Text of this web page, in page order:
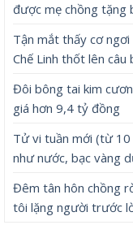
được mẹ chồng
Tận mắt thấy cơ ngơi
Chế Linh thốt lên câu
Đôi bông tai kim
giá hơn 9,4 tỷ đồng
Tử vi tuần mới (từ
như nước, bạc vàng
Đêm tân hôn chồng
tôi lặng người trước